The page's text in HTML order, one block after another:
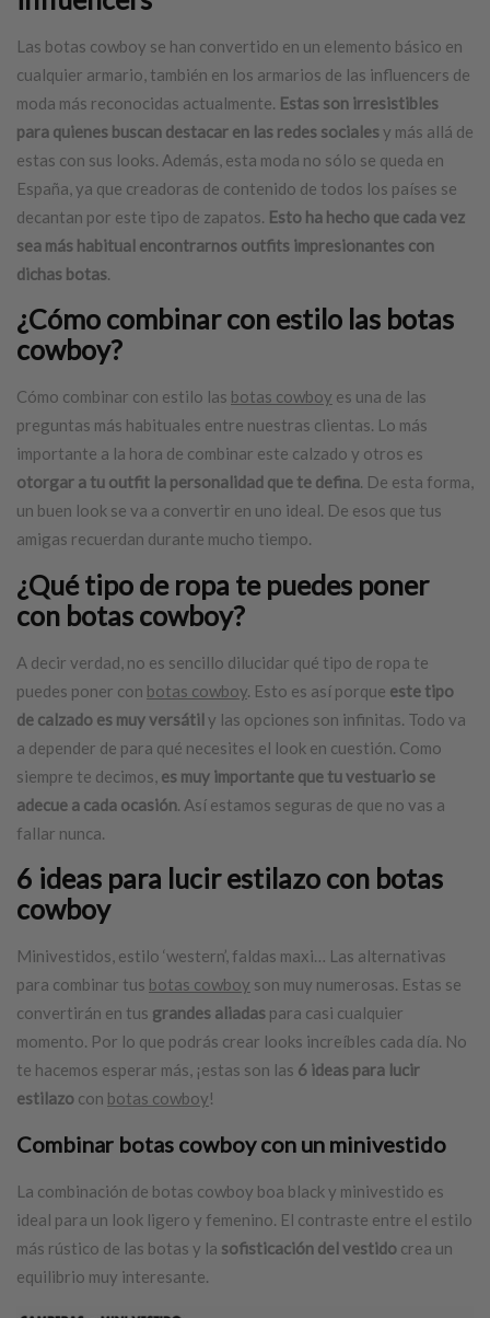
Las botas cowboy se han convertido en un elemento básico en
cualquier armario, también en los armarios de las influencers de
moda más reconocidas actualmente. Estas son irresistibles
para quienes buscan destacar en las redes socialesy más allá de
estas con sus looks. Además, esta moda no sólo se queda en
España, ya que creadoras de contenido de todos los países se
decantan por este tipo de zapatos. Esto ha hecho que cada vez
sea más habitual encontrarnos outfits impresionantes con
dichas botas.
¿Cómo combinar con estilo las botas
cowboy?
Cómo combinar con estilo las botas cowboy es una de las
preguntas más habituales entre nuestras clientas. Lo más
importante a la hora de combinar este calzado y otros es
otorgar a tu outfit la personalidad que te defina. De esta forma,
un buen look se va a convertir en uno ideal. De esos que tus
amigas recuerdan durante mucho tiempo.
¿Qué tipo de ropa te puedes poner
con botas cowboy?
A decir verdad, no es sencillo dilucidar qué tipo de ropa te
puedes poner con botas cowboy. Esto es así porque este tipo
de calzado es muy versátily las opciones son infinitas. Todo va
a depender de para qué necesites el look en cuestión. Como
siempre te decimos, es muy importante que tu vestuario se
adecue a cada ocasión. Así estamos seguras de que no vas a
fallar nunca.
6 ideas para lucir estilazo con botas
cowboy
Minivestidos, estilo ‘western’, faldas maxi… Las alternativas
para combinar tus botas cowboy son muy numerosas. Estas se
convertirán en tus grandes aliadas para casi cualquier
momento. Por lo que podrás crear looks increíbles cada día. No
te hacemos esperar más, ¡estas son las 6 ideas para lucir
estilazo con botas cowboy!
Combinar botas cowboycon un minivestido
La combinación de botas cowboy boa black y minivestido es
ideal para un look ligero y femenino. El contraste entre el estilo
más rústico de las botas y la sofisticación del vestido crea un
equilibrio muy interesante.